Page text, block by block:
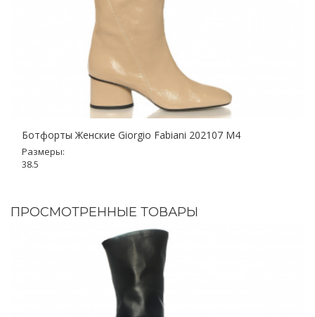
Ботфорты Женские Giorgio Fabiani 202107 M4
Размеры:
38.5
ПРОСМОТРЕННЫЕ ТОВАРЫ